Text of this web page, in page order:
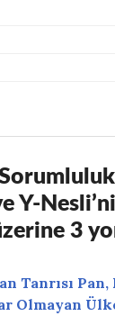
Y-
3
Tanrısı
Olmayan